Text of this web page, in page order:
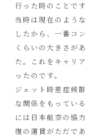
行った時のことです
当時は現在のよう
したから、一番コ
くらいの大きさが
た。これをキャリ
ったのです。
ジェット時差症候
な関係をもってい
には日本航空の協
復の運賃がただで